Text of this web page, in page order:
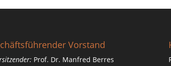
Vorstand
Prof. Dr. Manfred Berres